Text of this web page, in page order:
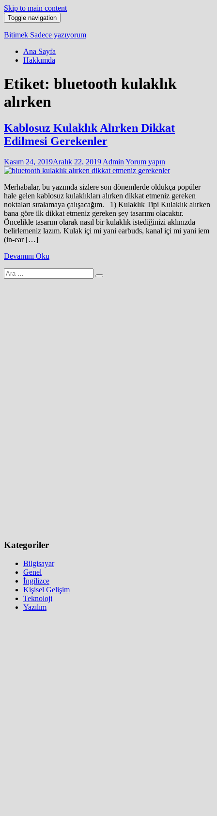
Skip to main content
Toggle navigation
Bitimek Sadece yazıyorum
Ana Sayfa
Hakkımda
Etiket: bluetooth kulaklık
alırken
Kablosuz Kulaklık Alırken Dikkat
Edilmesi Gerekenler
Kasım 24, 2019Aralık 22, 2019 Admin Yorum yapın
Merhabalar, bu yazımda sizlere son dönemlerde oldukça popüler
hale gelen kablosuz kulaklıkları alırken dikkat etmeniz gereken
noktaları sıralamaya çalışacağım. 1) Kulaklık Tipi Kulaklık alırken
bana göre ilk dikkat etmeniz gereken şey tasarımı olacaktır.
Öncelikle tasarım olarak nasıl bir kulaklık istediğinizi aklınızda
belirlemeniz lazım. Kulak içi mi yani earbuds, kanal içi mi yani iem
(in-ear […]
Devamını Oku
Arama
yap:
Kategoriler
Bilgisayar
Genel
İngilizce
Kişisel Gelişim
Teknoloji
Yazılım